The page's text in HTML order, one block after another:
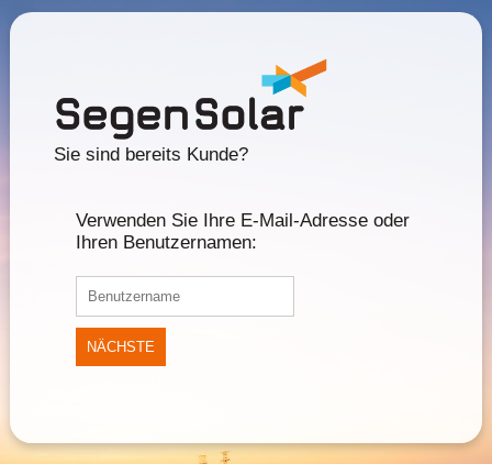
Sie sind bereits Kunde?
Verwenden Sie Ihre E-Mail-Adresse oder
Ihren Benutzernamen:
NÄCHSTE